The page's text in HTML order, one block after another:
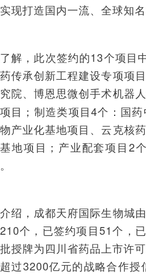
现打造国内一流、全球知
解，此次签约的13个项目
传承创新工程建设专项项
院、博恩思微创手术机器
目；制造类项目4个：国
产业化基地项目、云克核
地项目；产业配套项目2
绍，成都天府国际生物城
个，已签约项目51个，
授牌为四川省药品上市许
过3200亿元的战略合作